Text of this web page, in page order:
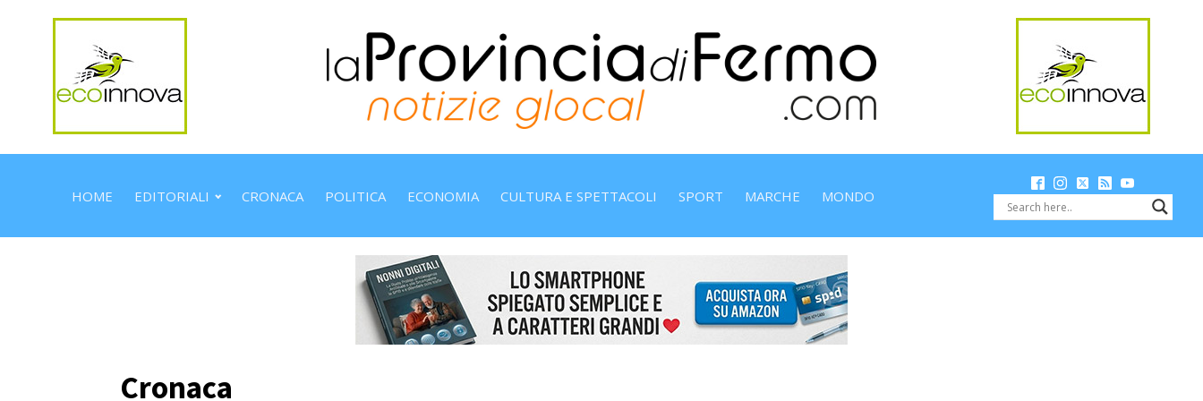
HOME EDITORIALI CRONACA POLITICA ECONOMIA CULTURA E SPETTACOLI SPORT MARCHE MONDO
Cronaca